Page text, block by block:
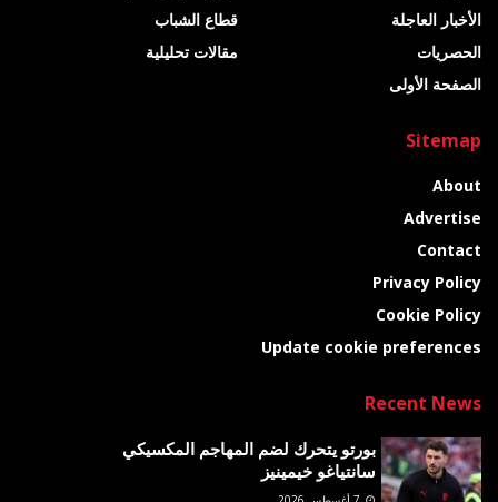
الأخبار العاجلة
الحصريات
الصفحة الأولى
قطاع الشباب
مقالات تحليلية
Sitemap
About
Advertise
Contact
Privacy Policy
Cookie Policy
Update cookie preferences
Recent News
بورتو يتحرك لضم المهاجم المكسيكي
سانتياغو خيمينيز